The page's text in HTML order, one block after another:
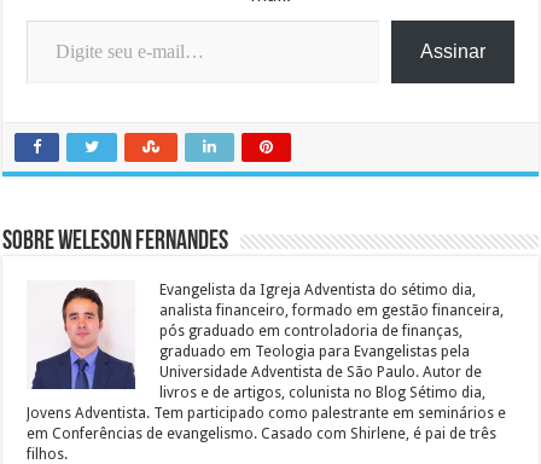
Digite seu e-mail…
Assinar
Sobre Weleson Fernandes
Evangelista da Igreja Adventista do sétimo dia,
analista financeiro, formado em gestão financeira,
pós graduado em controladoria de finanças,
graduado em Teologia para Evangelistas pela
Universidade Adventista de São Paulo. Autor de
livros e de artigos, colunista no Blog Sétimo dia,
Jovens Adventista. Tem participado como palestrante em seminários e
em Conferências de evangelismo. Casado com Shirlene, é pai de três
filhos.